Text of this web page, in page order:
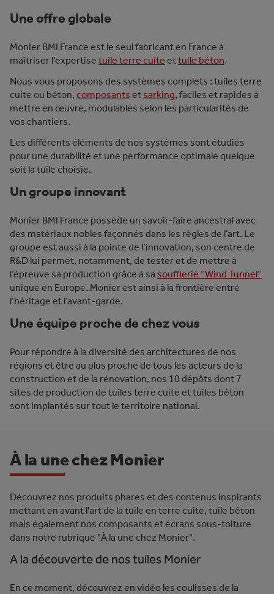
Une offre globale
Monier BMI France est le seul fabricant en France à
maîtriser l’expertise tuile terre cuite ettuile béton.
Nous vous proposons des systèmes complets : tuiles terre
cuite ou béton, composants et sarking, faciles et rapides à
mettre en œuvre, modulables selon les particularités de
vos chantiers.
Les différents éléments de nos systèmes sont étudiés
pour une durabilité et une performance optimale quelque
soit la tuile choisie.
Un groupe innovant
Monier BMI France possède un savoir-faire ancestral avec
des matériaux nobles façonnés dans les règles de l’art. Le
groupe est aussi à la pointe de l’innovation, son centre de
R&D lui permet, notamment, de tester et de mettre à
l’épreuve sa production grâce à sa soufflerie “Wind Tunnel”
unique en Europe. Monier est ainsi à la frontière entre
l’héritage et l’avant-garde.
Une équipe proche de chez vous
Pour répondre à la diversité des architectures de nos
régions et être au plus proche de tous les acteurs de la
construction et de la rénovation, nos 10 dépôts dont 7
sites de production de tuiles terre cuite et tuiles béton
sont implantés sur tout le territoire national.
À la une chez Monier
Découvrez nos produits phares et des contenus inspirants
mettant en avant l'art de la tuile en terre cuite, tuile béton
mais également nos composants et écrans sous-toiture
dans notre rubrique "À la une chez Monier".
A la découverte de nos tuiles Monier
En ce moment, découvrez en vidéo les coulisses de la